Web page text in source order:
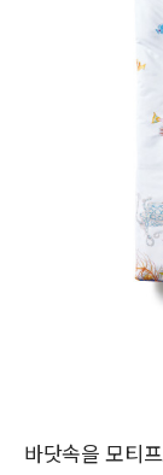
바닷속을 모티